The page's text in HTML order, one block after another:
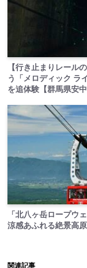
【行き止まりレール
う「メロディック ラ
を追体験【群馬県安
「北八ヶ岳ロープウ
涼感あふれる絶景高
関連記事